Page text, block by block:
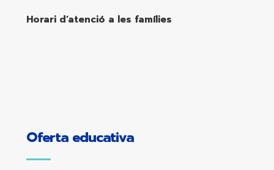
Horari d’atenció a les famílies
Oferta educativa